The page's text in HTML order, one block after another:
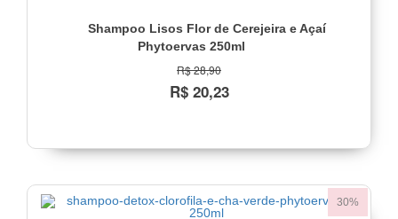
Shampoo Lisos Flor de Cerejeira e Açaí
Phytoervas 250ml
R$ 28,90
R$ 20,23
30%